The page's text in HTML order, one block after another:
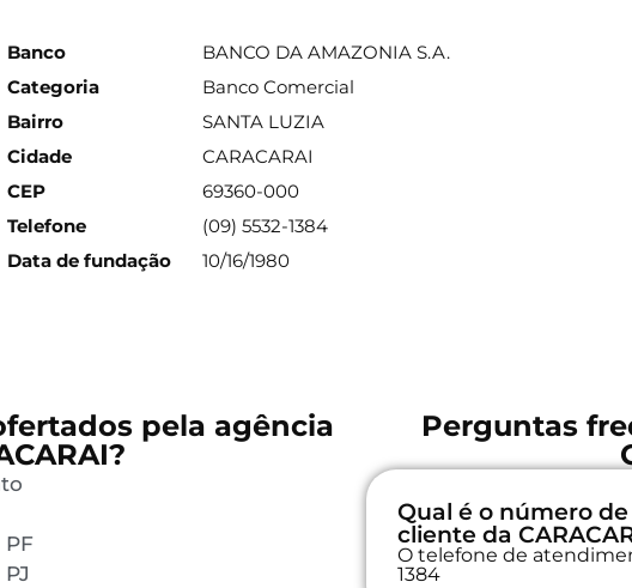
Banco
BANCO DA AMAZONIA S.A.
Categoria
Banco Comercial
Bairro
SANTA LUZIA
Cidade
CARACARAI
CEP
69360-000
Telefone
(09) 5532-1384
Data de fundação
10/16/1980
pela agência
Perguntas
Qual é o número
cliente da
O telefone de
1384